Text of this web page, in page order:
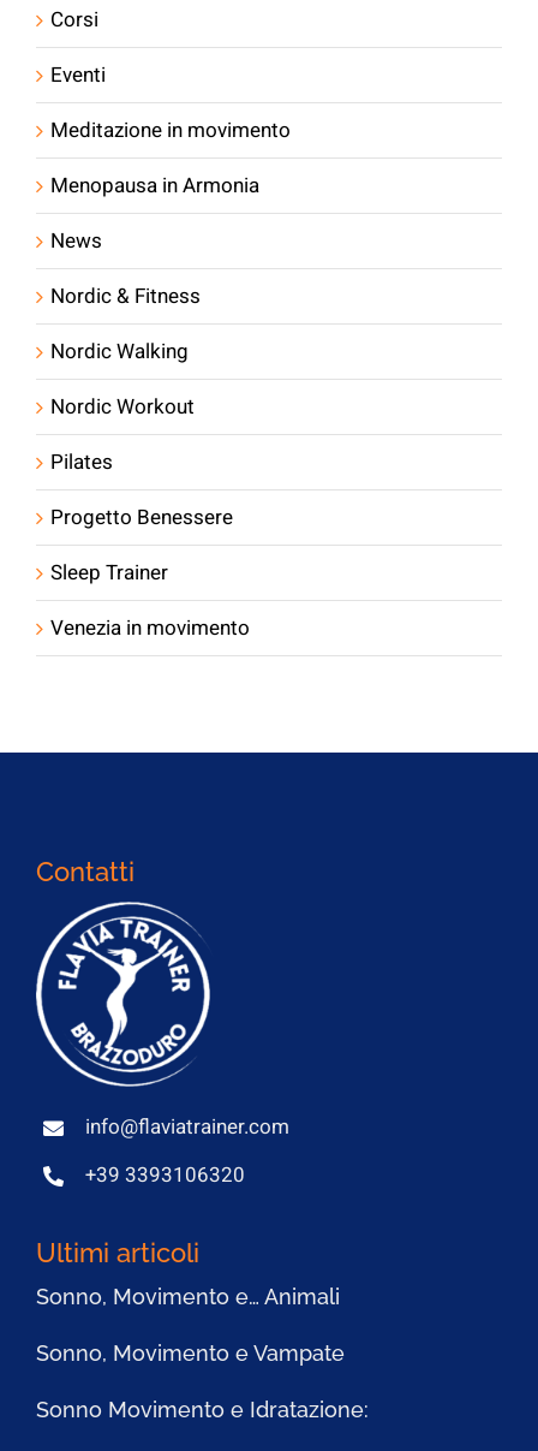
Corsi
Eventi
Meditazione in movimento
Menopausa in Armonia
News
Nordic & Fitness
Nordic Walking
Nordic Workout
Pilates
Progetto Benessere
Sleep Trainer
Venezia in movimento
Contatti
info@flaviatrainer.com
+39 3393106320
Ultimi articoli
Sonno, Movimento e… Animali
Sonno, Movimento e Vampate
Sonno Movimento e Idratazione: